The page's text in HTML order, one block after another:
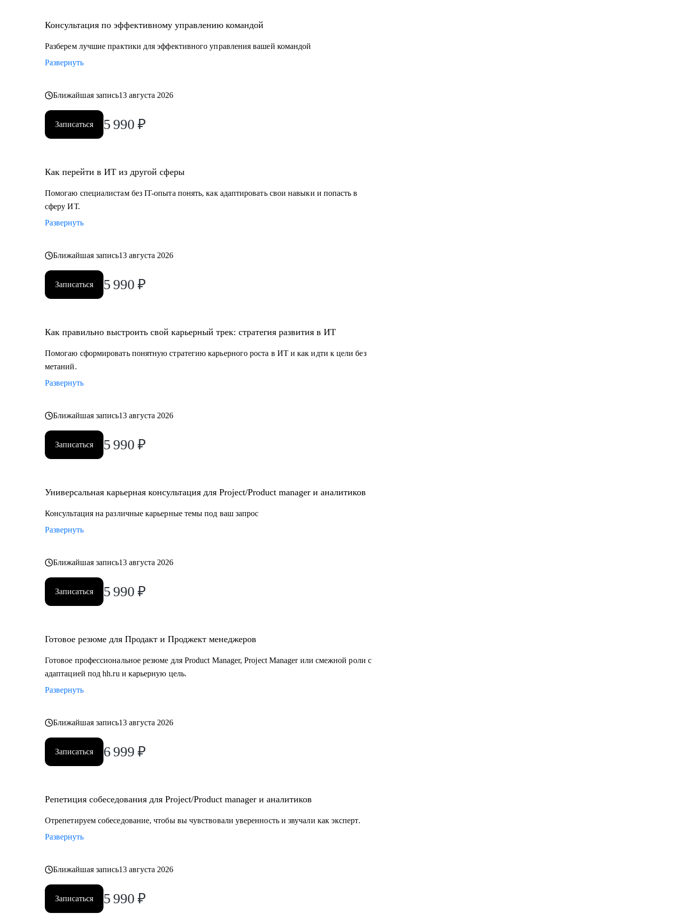
команду.
на проектах. А если ты новичок и только определяешься с выбором, я проведу для тебя обзор на
Консультация по эффективному управлению командой
Разберем лучшие практики для эффективного управления вашей командой
Развернуть
Ближайшая запись13 августа 2026
Записаться 5 990 ₽
Как перейти в ИТ из другой сферы
Помогаю специалистам без IT-опыта понять, как адаптировать свои навыки и попасть в
сферу ИТ.
Развернуть
Ближайшая запись13 августа 2026
Записаться 5 990 ₽
Как правильно выстроить свой карьерный трек: стратегия развития в ИТ
Помогаю сформировать понятную стратегию карьерного роста в ИТ и как идти к цели без
метаний.
Развернуть
Ближайшая запись13 августа 2026
Записаться 5 990 ₽
Универсальная карьерная консультация для Project/Product manager и аналитиков
Консультация на различные карьерные темы под ваш запрос
Развернуть
Ближайшая запись13 августа 2026
Записаться 5 990 ₽
Готовое резюме для Продакт и Проджект менеджеров
Готовое профессиональное резюме для Product Manager, Project Manager или смежной роли с
адаптацией под hh.ru и карьерную цель.
Развернуть
Ближайшая запись13 августа 2026
Записаться 6 999 ₽
Репетиция собеседования для Project/Product manager и аналитиков
Отрепетируем собеседование, чтобы вы чувствовали уверенность и звучали как эксперт.
Развернуть
Ближайшая запись13 августа 2026
Записаться 5 990 ₽